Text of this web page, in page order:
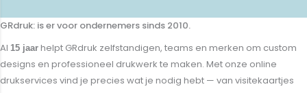
GRdruk: is er voor ondernemers sinds 2010.
Al 15 jaar helpt GRdruk zelfstandigen, teams en merken om custom
designs en professioneel drukwerk te maken. Met onze online
drukservices vind je precies wat je nodig hebt — van visitekaartjes